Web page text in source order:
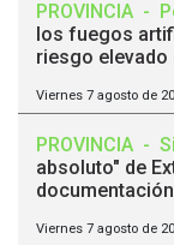
PROVINCIA -
los fuegos
riesgo elevado
Viernes 7 agosto de
PROVINCIA -
absoluto" de
Viernes 7 agosto de